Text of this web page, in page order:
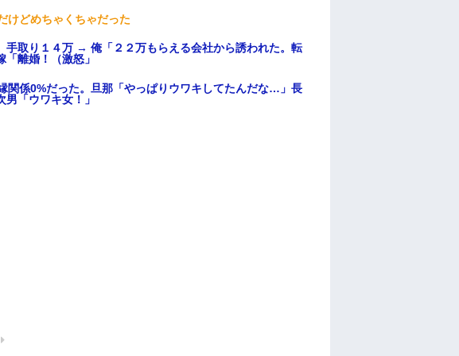
けどめちゃくちゃだった
手取り１４万 → 俺「２２万もらえる会社から誘われた。転
離婚！（激怒」
関係0%だった。旦那「やっぱりウワキしてたんだな…」長
「ウワキ女！」